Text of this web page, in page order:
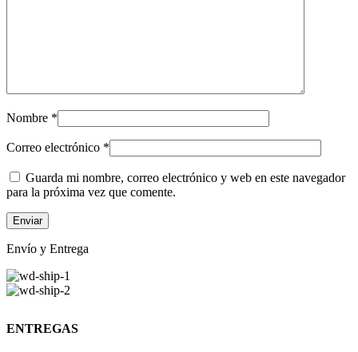
Nombre *
Correo electrónico *
Guarda mi nombre, correo electrónico y web en este navegador
para la próxima vez que comente.
Envío y Entrega
ENTREGAS